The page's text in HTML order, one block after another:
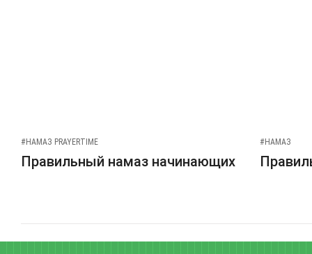
#НАМАЗ PRAYERTIME
Правильный намаз начинающих
#НАМАЗ